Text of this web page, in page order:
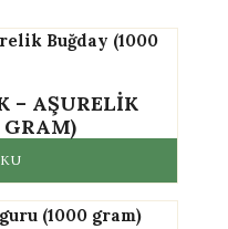
– AŞURELIK
GRAM)